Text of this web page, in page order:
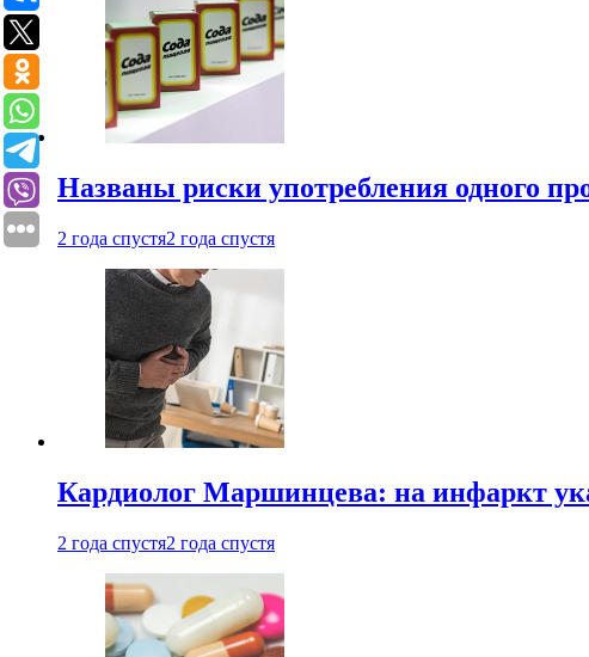
Названы риски употребления одного
2 года спустя2 года спустя
Кардиолог Маршинцева: на инфаркт
2 года спустя2 года спустя